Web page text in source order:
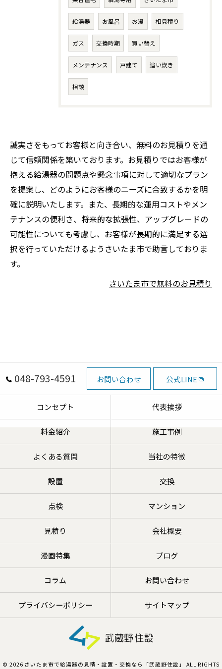
給湯器 お風呂 お湯 相見積り
ガス 交換時期 買い替え
メンテナンス 戸建て 追い炊き
相談
誠実さをもってお客様と向き合い、無料のお見積りを通
じて信頼関係を築いております。お見積りではお客様が
抱える給湯器の問題点や懸念事項に対して適切なプラン
を提案し、どのようにお客様のニーズに合致するかを明
確に説明いたします。また、長期的な運用コストやメン
テナンスの便利さ、将来的な拡張性、アップグレードの
可能性についても考慮し、お客様が長期的に満足する選
択を行っていただけるようさいたま市で助言しておりま
す。
さいたま市で無料のお見積り
048-793-4591 お問い合わせ 公式LINE
コンセプト 代表挨拶
料金紹介 施工事例
よくある質問 当社の特徴
設置 交換
点検 マンション
見積り 会社概要
漫画特集 ブログ
コラム お問い合わせ
プライバシーポリシー サイトマップ
© 2026 さいたま市で給湯器の見積・設置・交換なら「武蔵野住設」 ALL RIGHTS